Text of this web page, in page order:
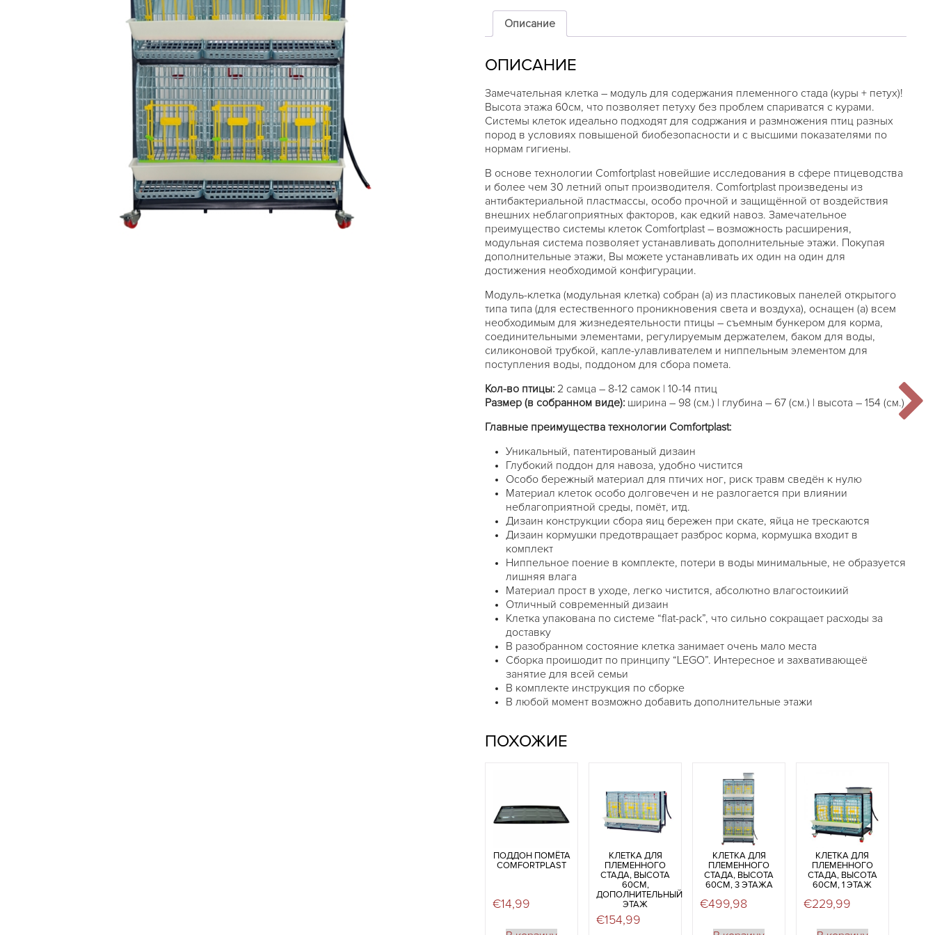
Описание
ОПИСАНИЕ
Замечательная клетка – модуль для содержания племенного стада (куры + петух)!
Высота этажа 60см, что позволяет петуху без проблем спариватся с курами.
Системы клеток идеально подходят для содржания и размножения птиц разных
пород в условиях повышеной биобезопасности и с высшими показателями по
нормам гигиены.
В основе технологии Comfortplast новейшие исследования в сфере птицеводства
и более чем 30 летний опыт производителя. Comfortplast произведены из
антибактериальной пластмассы, особо прочной и защищённой от воздействия
внешних неблагоприятных факторов, как едкий навоз. Замечательное
преимущество системы клеток Comfortplast – возможность расширения,
модульная система позволяет устанавливать дополнительные этажи. Покупая
дополнительные этажи, Вы можете устанавливать их один на один для
достижения необходимой конфигурации.
Модуль-клетка (модульная клетка) собран (а) из пластиковых панелей открытого
типа типа (для естественного проникновения света и воздуха), оснащен (а) всем
необходимым для жизнедеятельности птицы – съемным бункером для корма,
соединительными элементами, регулируемым держателем, баком для воды,
силиконовой трубкой, капле-улавливателем и ниппельным элементом для
поступления воды, поддоном для сбора помета.
Кол-во птицы: 2 самца – 8-12 самок | 10-14 птиц
Размер (в собранном виде): ширина – 98 (см.) | глубина – 67 (см.) | высота – 154 (см.)
Главные преимущества технологии Comfortplast:
Уникальный, патентированый дизаин
Глубокий поддон для навоза, удобно чистится
Особо бережный материал для птичих ног, риск травм сведён к нулю
Материал клеток особо долговечен и не разлогается при влиянии
неблагоприятной среды, помёт, итд.
Дизаин конструкции сбора яиц бережен при скате, яйца не трескаются
Дизаин кормушки предотвращает разброс корма, кормушка входит в
комплект
Ниппельное поение в комплекте, потери в воды минимальные, не образуется
лишняя влага
Материал прост в уходе, легко чистится, абсолютно влагостоикиий
Отличный современный дизаин
Клетка упакована по системе “flat-pack”, что сильно сокращает расходы за
доставку
В разобранном состояние клетка занимает очень мало места
Сборка проишодит по принципу “LEGO”. Интересное и захвативающеё
занятие для всей семьи
В комплекте инструкция по сборке
В любой момент возможно добавить дополнительные этажи
ПОХОЖИЕ
ПОДДОН ПОМЁТА
COMFORTPLAST
€14,99
КЛЕТКА ДЛЯ
ПЛЕМЕННОГО
СТАДА, ВЫСОТА
60СМ,
ДОПОЛНИТЕЛЬНЫЙ
ЭТАЖ
€154,99
КЛЕТКА ДЛЯ
ПЛЕМЕННОГО
СТАДА, ВЫСОТА
60СМ, 3 ЭТАЖA
€499,98
КЛЕТКА ДЛЯ
ПЛЕМЕННОГО
СТАДА, ВЫСОТА
60СМ, 1 ЭТАЖ
€229,99